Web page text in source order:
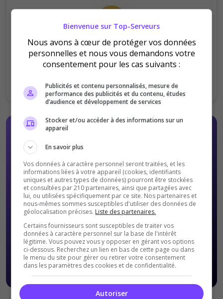
C'est pour offrir ?
Bienvenue sur Top-Serveurs
Nous avons à cœur de protéger vos données
personnelles et nous vous demandons votre
consentement pour les cas suivants :
Publicités et contenu personnalisés, mesure de
performance des publicités et du contenu, études
d’audience et développement de services
Stocker et/ou accéder à des informations sur un
appareil
En savoir plus
Vos données à caractère personnel seront traitées, et les
informations liées à votre appareil (cookies, identifiants
uniques et autres types de données) pourront être stockées
et consultées par 210 partenaires, ainsi que partagées avec
lui, ou utilisées spécifiquement par ce site. Nos partenaires et
nous-mêmes sommes susceptibles d'utiliser des données de
géolocalisation précises. Liste des partenaires.
Certains fournisseurs sont susceptibles de traiter vos
données à caractère personnel sur la base de l'intérêt
légitime. Vous pouvez vous y opposer en gérant vos options
ci-dessous. Recherchez un lien en bas de cette page ou dans
le menu du site pour gérer ou retirer votre consentement
dans les paramètres des cookies et de confidentialité.
Autoriser